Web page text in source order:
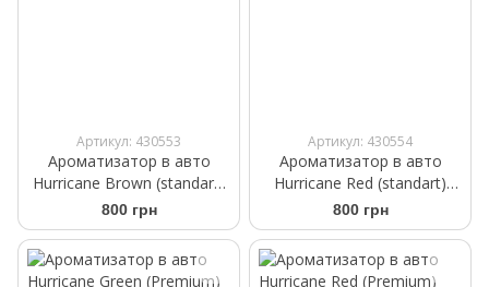
Артикул: 430553
Ароматизатор в авто
Hurricane Brown (standart)
Аромасаше на дефлектор
800 грн
Артикул: 430554
Ароматизатор в авто
Hurricane Red (standart)
Аромасаше на дефлектор
800 грн